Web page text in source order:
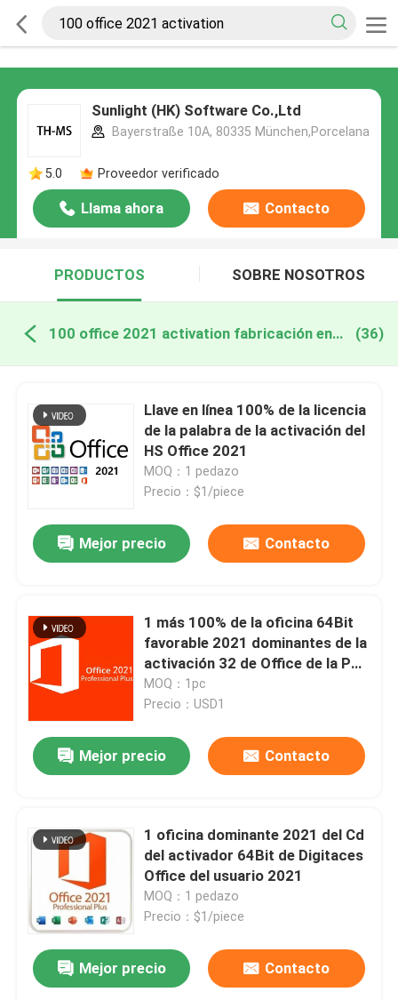
Sunlight (HK) Software Co.,Ltd
Bayerstraße 10A, 80335 München,Porcelana
5.0 Proveedor verificado
Llama ahora Contacto
PRODUCTOS SOBRE NOSOTROS
100 office 2021 activation fabricación en línea (36)
Llave en línea 100% de la licencia
de la palabra de la activación del
HS Office 2021
MOQ：1 pedazo
Precio：$1/piece
Mejor precio Contacto
1 más 100% de la oficina 64Bit
favorable 2021 dominantes de la
activación 32 de Office de la PC
2021
MOQ：1pc
Precio：USD1
Mejor precio Contacto
1 oficina dominante 2021 del Cd
del activador 64Bit de Digitaces
Office del usuario 2021
MOQ：1 pedazo
Precio：$1/piece
Mejor precio Contacto